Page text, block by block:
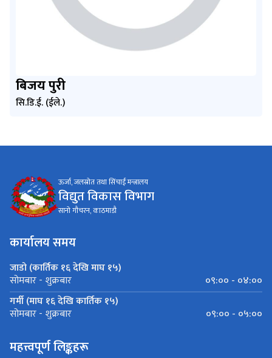
बिजय पुरी
सि.डि.ई. (ईले.)
ऊर्जा, जलस्रोत तथा सिंचाई मन्त्रालय
विद्युत विकास विभाग
सानो गौचरन, काठमाडौ
कार्यालय समय
जाडो (कार्तिक १६ देखि माघ १५)
सोमबार - शुक्रबार
०९:०० - ०४:००
गर्मी (माघ १६ देखि कार्तिक १५)
सोमबार - शुक्रबार ०९:०० - ०५:००
महत्त्वपूर्ण लिङ्कहरू